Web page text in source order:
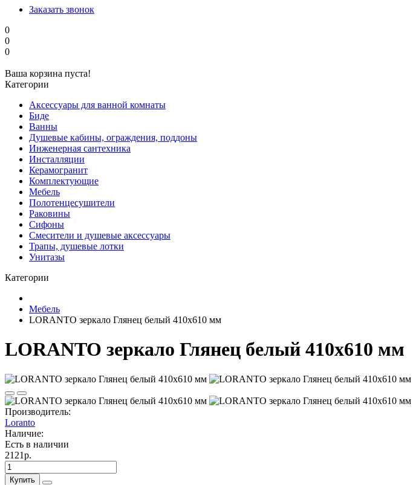
Заказать звонок
0
0
0
Ваша корзина пуста!
Категории
Аксессуары для ванной комнаты
Биде
Ванны
Душевые кабины, ограждения, поддоны
Инженерная сантехника
Инсталляции
Керамогранит
Комплектующие
Мебель
Полотенцесушители
Раковины
Сифоны
Смесители и душевые аксессуары
Трапы, душевые лотки
Унитазы
Категории
Мебель
LORANTO зеркало Глянец белый 410х610 мм
LORANTO зеркало Глянец белый 410х610 мм
Производитель:
Loranto
Наличие:
Есть в наличии
2121р.
Купить